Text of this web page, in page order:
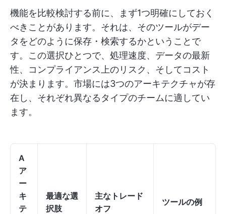
機能を比較検討する前に、まず1つ明確にしておく
べきことがあります。それは、そのツールがデー
タをどのように保存・検索するかということで
す。この選択ひとつで、処理速度、データの最新
性、コンプライアンス上のリスク、そしてコスト
が決まります。市場には3つのアーキテクチャが存
在し、それぞれ異なるタイプのチームに適してい
ます。
A
ア
ー
キ
テ
最適な選
択肢
主なトレード
オフ
ツールの例